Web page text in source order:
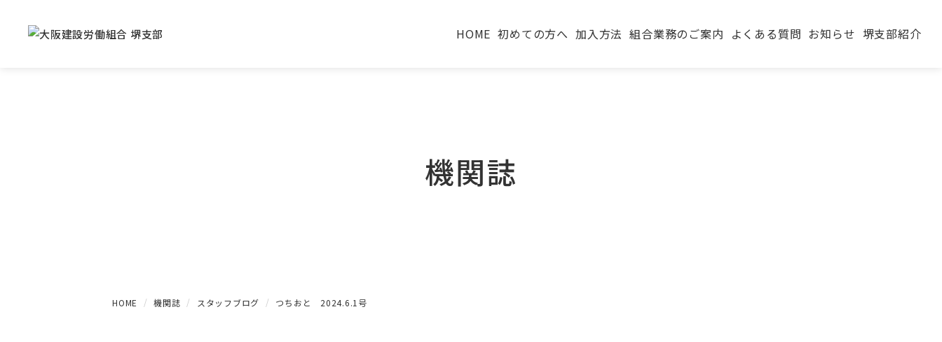
HOME 初めての方へ 加入方法 組合業務のご案内 よくある質問 お知らせ 堺支部紹介
機関誌
HOME 機関誌 スタッフブログ つちおと 2024.6.1号